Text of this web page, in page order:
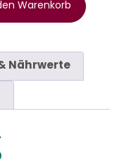
Warenkorb
Nährwerte